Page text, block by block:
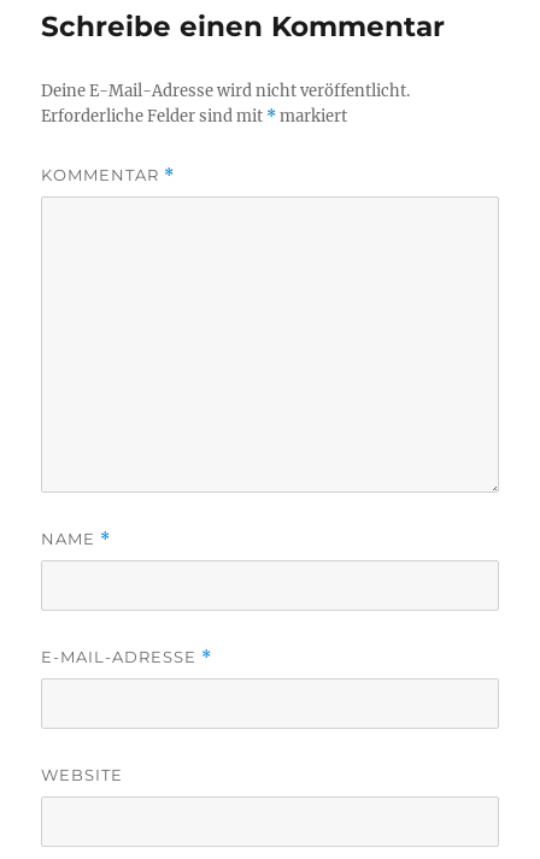
Schreibe einen Kommentar
Deine E-Mail-Adresse wird nicht veröffentlicht.
Erforderliche Felder sind mit *markiert
KOMMENTAR *
NAME *
E-MAIL-ADRESSE *
WEBSITE